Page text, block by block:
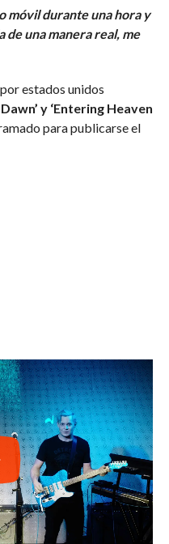
móvil durante una hora y
una manera real, me
estados unidos
y ‘Entering Heaven
para publicarse el